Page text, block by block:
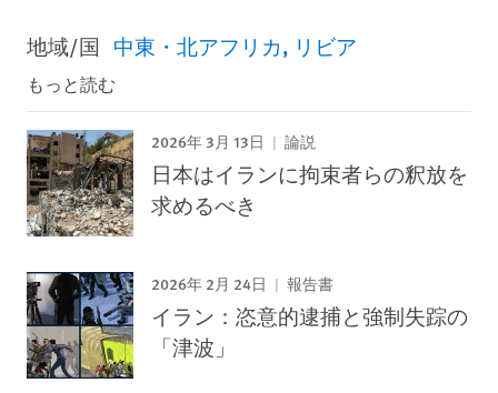
地域/国 中東・北アフリカ リビア
もっと読む
2026年 3月 13日 論説
日本はイランに拘束者らの釈放を
求めるべき
2026年 2月 24日 報告書
イラン：恣意的逮捕と強制失踪の
「津波」